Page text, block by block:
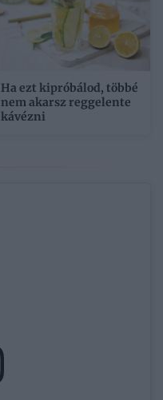
Ha ezt kipróbálod, többé
nem akarsz reggelente
kávézni